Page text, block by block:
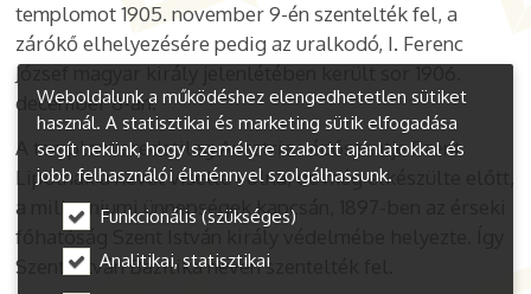
templomot 1905. november 9-én szentelték fel, a
zárókő elhelyezésére pedig az uralkodó, I. Ferenc
József magyar király jelenlétében került sor 1906.
december 8-án.
A templom eredetileg Ausztria védőszentje Szent
Lipótnak a nevét viselte volna, de még elkészülte előtt,
a millenniumi ünnepségek kapcsán, 1897-ben az érseki
főhatóság Szent István király védelmébe helyezte. Így
Szent István Bazilika néven szentelték fel.
Weboldalunk a működéshez elengedhetetlen sütiket
használ. A statisztikai és marketing sütik elfogadása
segít nekünk, hogy személyre szabott ajánlatokkal és
jobb felhasználói élménnyel szolgálhassunk.
Funkcionális (szükséges)
Analitikai, statisztikai